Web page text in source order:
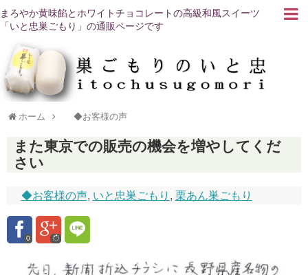
まろやか黄味餡とホワイトチョコレートの高級和風スイーツ
「いと忠巣ごもり」の通販ページです
ホーム ◆お客様の声
また東京での販売の機会を増やしてくだ
さい
◆お客様の声, いと忠巣ごもり , 栗あん巣ごもり
0